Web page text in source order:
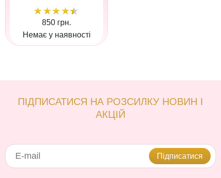
850 грн.
Немає у наявності
ПІДПИСАТИСЯ НА РОЗСИЛКУ НОВИН І
АКЦІЙ
Підписатися